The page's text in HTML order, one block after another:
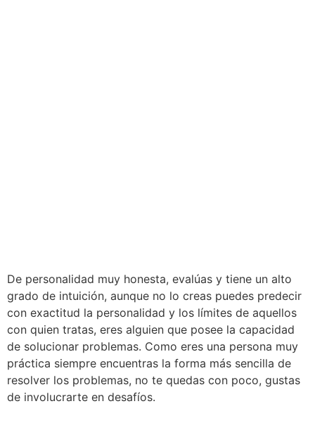
De personalidad muy honesta, evalúas y tiene un alto
grado de intuición, aunque no lo creas puedes predecir
con exactitud la personalidad y los límites de aquellos
con quien tratas, eres alguien que posee la capacidad
de solucionar problemas. Como eres una persona muy
práctica siempre encuentras la forma más sencilla de
resolver los problemas, no te quedas con poco, gustas
de involucrarte en desafíos.